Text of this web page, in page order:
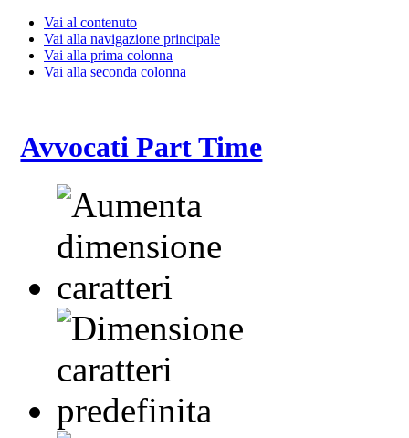
Vai al contenuto
Vai alla navigazione principale
Vai alla prima colonna
Vai alla seconda colonna
Avvocati Part Time